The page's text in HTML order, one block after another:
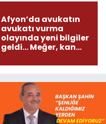
Afyon’da avukatın
avukatı vurma
olayında yeni bilgiler
geldi... Meğer, kan
olmuş...